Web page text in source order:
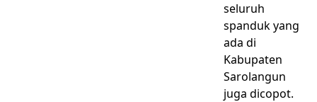
seluruh
spanduk yang
ada di
Kabupaten
Sarolangun
juga dicopot.